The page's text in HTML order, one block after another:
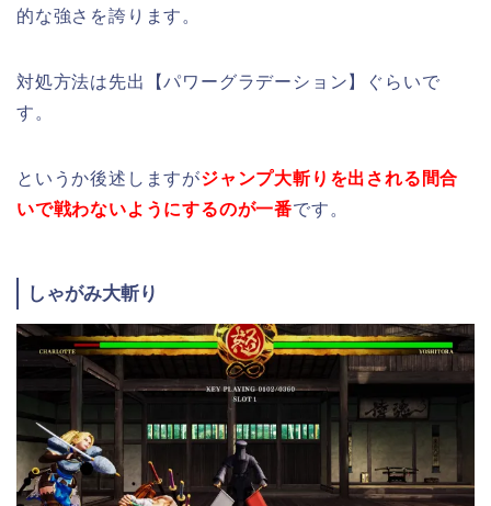
的な強さを誇ります。
対処方法は先出【パワーグラデーション】ぐらいで
す。
というか後述しますがジャンプ大斬りを出される間合
いで戦わないようにするのが一番です。
しゃがみ大斬り